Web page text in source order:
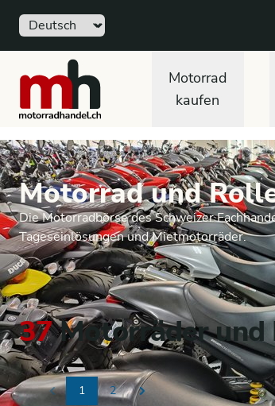
Sprache
motorradhandel.ch
Motorrad
kaufen
Motorrad und
Die Motorradbörse des Schweizer
Tageseinlösungen und Mietmotorräder.
37Motorräder und
Previous
1 2 Next